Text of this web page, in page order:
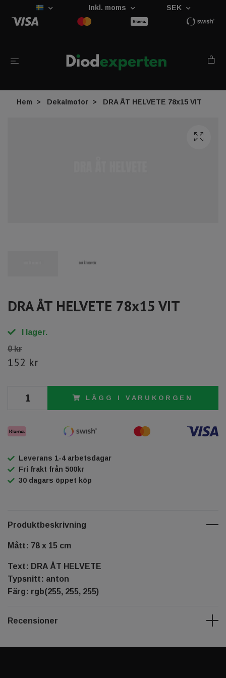
Inkl. moms SEK
Hem Dekalmotor DRA ÅT HELVETE 78x15 VIT
DRA ÅT HELVETE 78x15 VIT
I lager.
0 kr
152 kr
LÄGG I VARUKORGEN
Leverans 1-4 arbetsdagar
Fri frakt från 500kr
30 dagars öppet köp
Produktbeskrivning
Mått: 78 x 15 cm
Text: DRA ÅT HELVETE
Typsnitt: anton
Färg: rgb(255, 255, 255)
Recensioner